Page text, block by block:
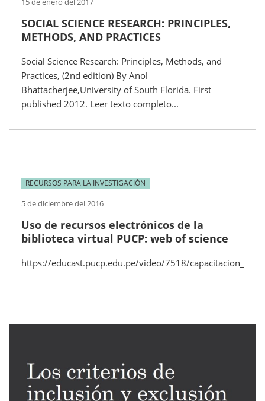
SOCIAL SCIENCE RESEARCH: PRINCIPLES,
METHODS, AND PRACTICES
Social Science Research: Principles, Methods, and
Practices, (2nd edition) By Anol
Bhattacherjee,University of South Florida. First
published 2012. Leer texto completo...
RECURSOS PARA LA INVESTIGACIÓN
5 de diciembre del 2016
Uso de recursos electrónicos de la
biblioteca virtual PUCP: web of science
https://educast.pucp.edu.pe/video/7518/